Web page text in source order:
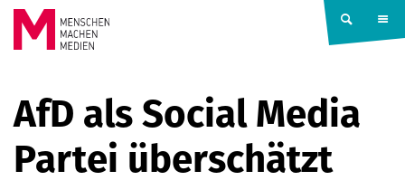
Springe zum Inhalt
MACHEN
MEDIEN
AfD als Social Media
Partei überschätzt